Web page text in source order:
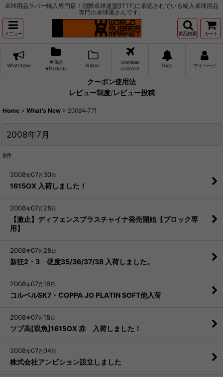
卓球用品ラバー輸入専門店！国際卓球連盟[ITTF]に承認されている輸入卓球用品
専門の卓球屋さんです。
メニュー 商品検索 カート
What's New
★商品
★Products
Rubber
overseas
customer
Shop マイページ
クーポン使用法
レビュー制度/レビュー投稿
Home > What's New > 2008年7月
2008年7月
8件
2008年07月 30日
1615OX 入荷しました！
2008年07月 28日
【激止】ディフェンスプラスチャイナ発売開始【ブロック専
用】
2008年07月 28日
新狂2・3 硬度35/36/37/38 入荷しました。
2008年07月 18日
コルベルSK7・COPPA JO PLATIN SOFT他入荷
2008年07月 18日
ツブ高[双魚]1615OX 赤 入荷しました！
2008年07月 04日
株式会社アンビション設立しました